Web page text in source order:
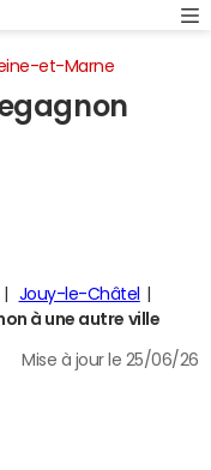
et-Marne
Jouy-le-Châtel
à une autre ville
Mise à jour le 25/06/26